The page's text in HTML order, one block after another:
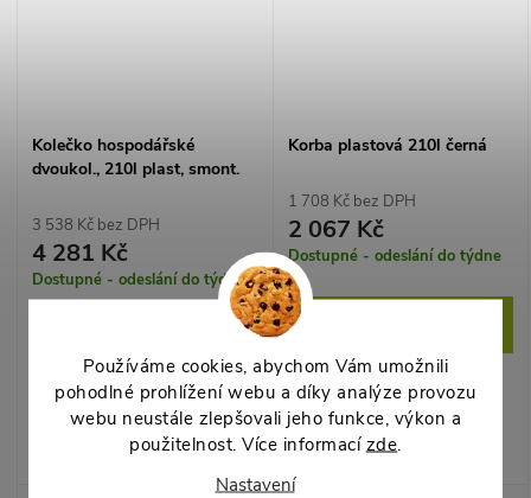
Používáme cookies, abychom Vám umožnili
pohodlné prohlížení webu a díky analýze provozu
webu neustále zlepšovali jeho funkce, výkon a
použitelnost. Více informací zde.
Nastavení
Kolečko hospodářské
dvoukol., 210l plast, smont.
3 538 Kč bez DPH
4 281 Kč
Dostupné - odeslání do týdne
Kolečko hospodářské
dvoukolové, objem korby
210 l, kolo plastová, barva
Korba plastová 210l černá
1 708 Kč bez DPH
2 067 Kč
Dostupné - odeslání do týdne
Náhradní plastová korba 210
l, barva černá. Náhrada za
poškozenou korbu
hospodářského kolečka.